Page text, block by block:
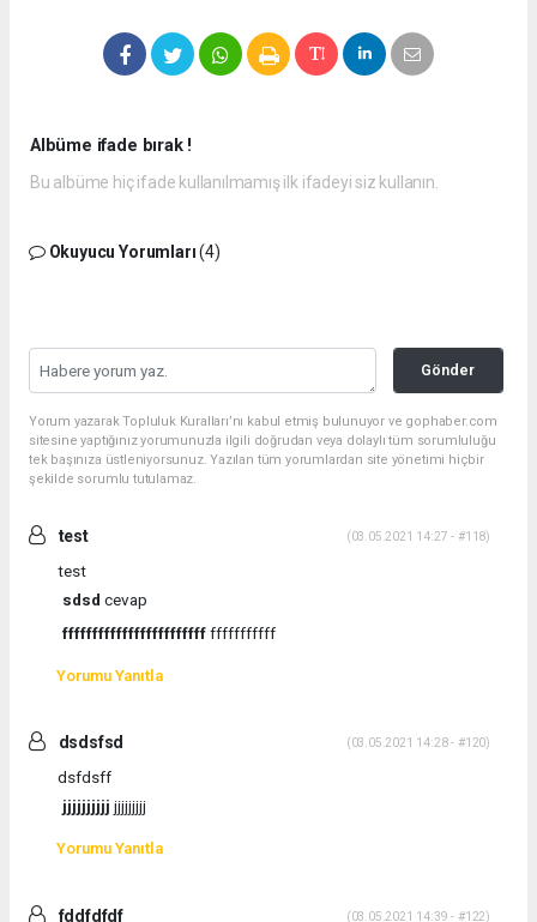
Albüme ifade bırak !
Bu albüme hiç ifade kullanılmamış ilk ifadeyi siz kullanın.
Okuyucu Yorumları(4)
Gönder
Yorum yazarak Topluluk Kuralları’nı kabul etmiş bulunuyor ve gophaber.com
sitesine yaptığınız yorumunuzla ilgili doğrudan veya dolaylı tüm sorumluluğu
tek başınıza üstleniyorsunuz. Yazılan tüm yorumlardan site yönetimi hiçbir
şekilde sorumlu tutulamaz.
test (03.05.2021 14:27 - #118)
test
sdsd cevap
fffffffffffffffffffffffffffffffffff
Yorumu Yanıtla
dsdsfsd (03.05.2021 14:28 - #120)
dsfdsff
jjjjjjjjjj jjjjjjjjj
Yorumu Yanıtla
fddfdfdf (03.05.2021 14:39 - #122)